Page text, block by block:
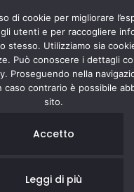
di cookie per migliorare
utenti e per raccogliere
stesso. Utilizziamo sia
Può conoscere i dettagli
Proseguendo nella
caso contrario è possibile
sito.
Accetto
Leggi di più